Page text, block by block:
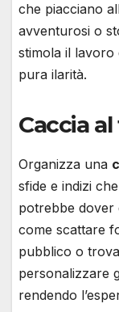
che piacciano
avventurosi o
stimola il lavoro
pura ilarità.
Caccia
Organizza una
sfide e indizi
potrebbe dover
come scattare
pubblico o
personalizzare
rendendo